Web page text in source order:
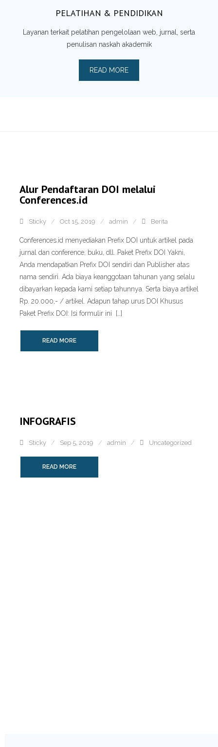
PELATIHAN & PENDIDIKAN
Layanan terkait pelatihan pengelolaan web, jurnal, serta
penulisan naskah akademik
READ MORE
Alur Pendaftaran DOI melalui
Conferences.id
Sticky Oct 15, 2019 admin Berita
Conferences.id menyediakan Prefix DOI untuk artikel pada
jurnal dan conference, buku, dll. Paket Prefix DOI Yakni,
Anda mendapatkan Prefix DOI sendiri dan Publisher atas
nama sendiri. Ada biaya keanggotaan tahunan yang selalu
dibayarkan kepada kami setiap tahunnya. Serta biaya artikel
Rp. 20.000,- / artikel. Adapun tahap urus DOI Khusus
Paket Prefix DOI: Isi formulir ini […]
READ MORE
INFOGRAFIS
Sticky Sep 5, 2019 admin Uncategorized
READ MORE